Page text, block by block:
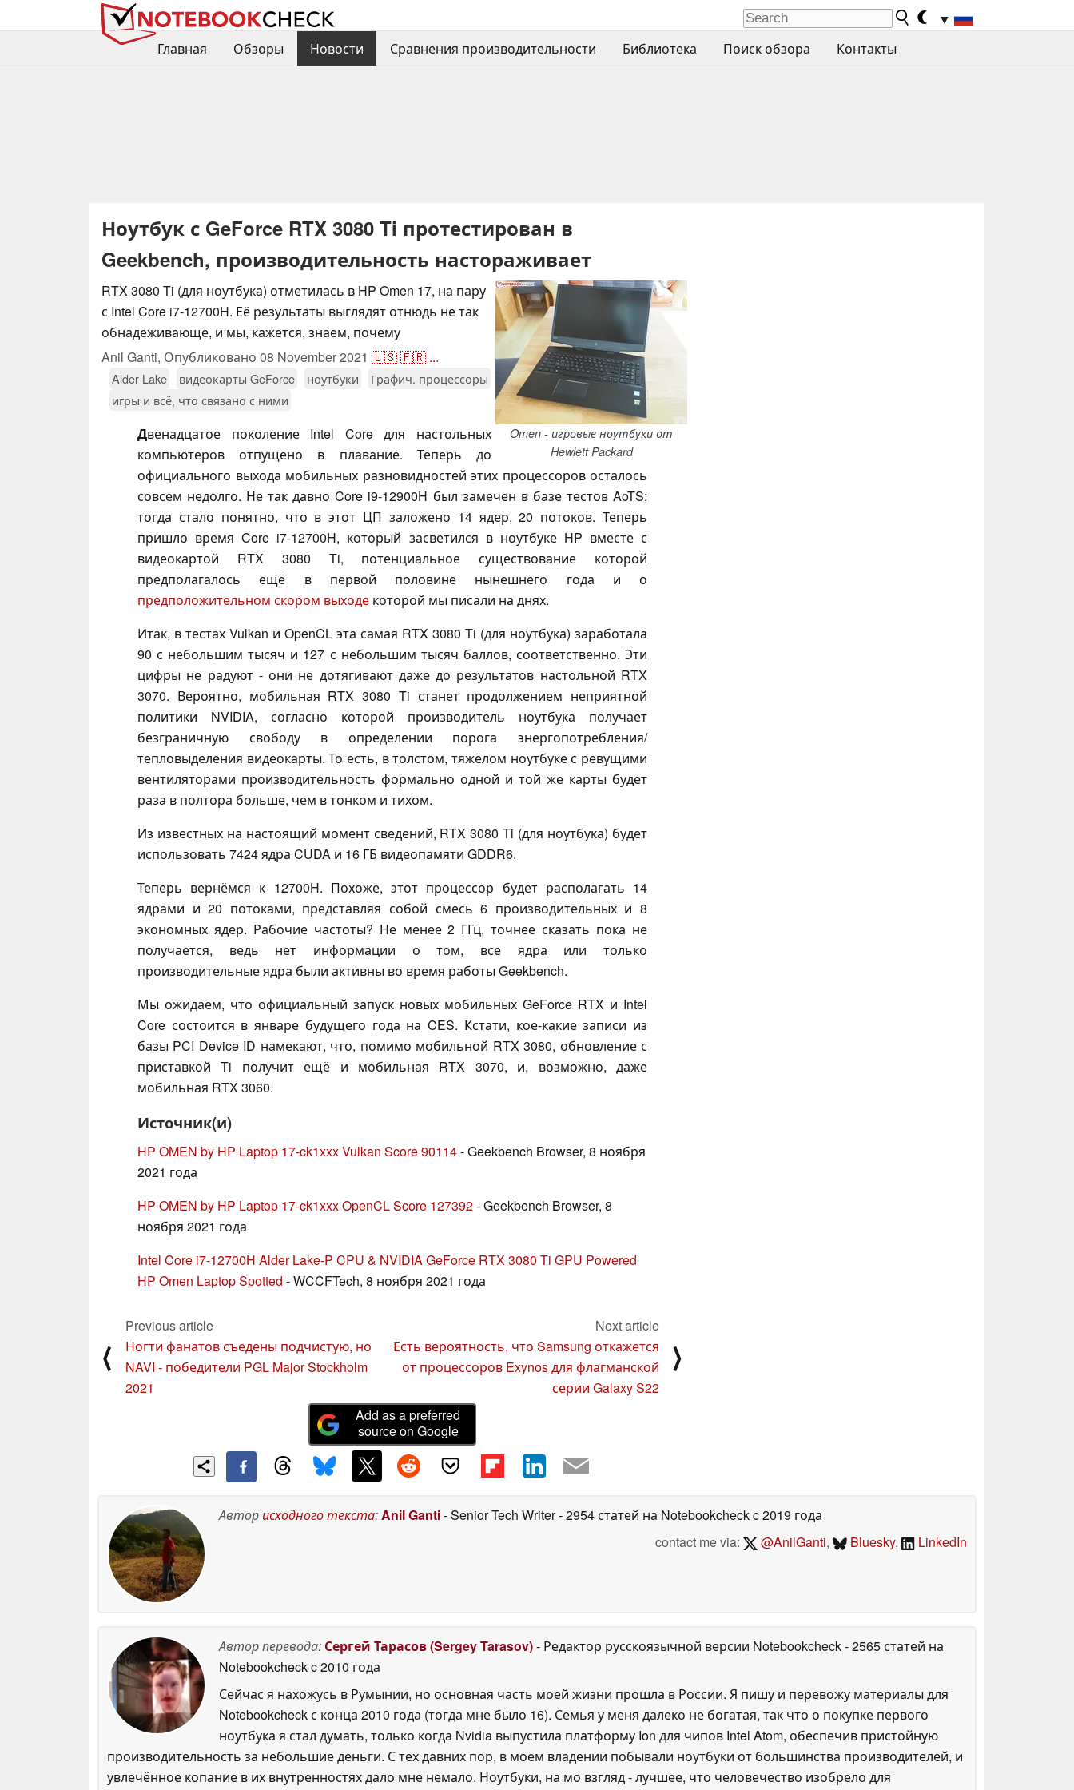
▼
Главная
Обзоры Новости Сравнения производительности Библиотека Поиск обзора Контакты
Ноутбук с GeForce RTX 3080 Ti протестирован в
Geekbench, производительность настораживает
Omen - игровые ноутбуки от
Hewlett Packard
RTX 3080 Ti (для ноутбука) отметилась в HP Omen 17, на пару
с Intel Core i7-12700H. Её результаты выглядят отнюдь не так
обнадёживающе, и мы, кажется, знаем, почему
Anil Ganti, Опубликовано 08 November 2021 🇺🇸🇫🇷 ...
Alder Lake видеокарты GeForce ноутбуки
Графич. процессоры
игры и всё, что связано с ними
Двенадцатое поколение Intel Core для настольных
компьютеров отпущено в плавание. Теперь до
официального выхода мобильных разновидностей этих процессоров осталось
совсем недолго. Не так давно Core i9-12900H был замечен в базе тестов AoTS;
тогда стало понятно, что в этот ЦП заложено 14 ядер, 20 потоков. Теперь
пришло время Core i7-12700H, который засветился в ноутбуке HP вместе с
видеокартой RTX 3080 Ti, потенциальное существование которой
предполагалось ещё в первой половине нынешнего года и о
предположительном скором выходе которой мы писали на днях.
Итак, в тестах Vulkan и OpenCL эта самая RTX 3080 Ti (для ноутбука) заработала
90 с небольшим тысяч и 127 с небольшим тысяч баллов, соответственно. Эти
цифры не радуют - они не дотягивают даже до результатов настольной RTX
3070. Вероятно, мобильная RTX 3080 Ti станет продолжением неприятной
политики NVIDIA, согласно которой производитель ноутбука получает
безграничную свободу в определении порога энергопотребления/
тепловыделения видеокарты. То есть, в толстом, тяжёлом ноутбуке с ревущими
вентиляторами производительность формально одной и той же карты будет
раза в полтора больше, чем в тонком и тихом.
Из известных на настоящий момент сведений, RTX 3080 Ti (для ноутбука) будет
использовать 7424 ядра CUDA и 16 ГБ видеопамяти GDDR6.
Теперь вернёмся к 12700H. Похоже, этот процессор будет располагать 14
ядрами и 20 потоками, представляя собой смесь 6 производительных и 8
экономных ядер. Рабочие частоты? Не менее 2 ГГц, точнее сказать пока не
получается, ведь нет информации о том, все ядра или только
производительные ядра были активны во время работы Geekbench.
Мы ожидаем, что официальный запуск новых мобильных GeForce RTX и Intel
Core состоится в январе будущего года на CES. Кстати, кое-какие записи из
базы PCI Device ID намекают, что, помимо мобильной RTX 3080, обновление с
приставкой Ti получит ещё и мобильная RTX 3070, и, возможно, даже
мобильная RTX 3060.
Источник(и)
HP OMEN by HP Laptop 17-ck1xxx Vulkan Score 90114- Geekbench Browser, 8 ноября
2021 года
HP OMEN by HP Laptop 17-ck1xxx OpenCL Score 127392- Geekbench Browser, 8
ноября 2021 года
Intel Core i7-12700H Alder Lake-P CPU & NVIDIA GeForce RTX 3080 Ti GPU Powered
HP Omen Laptop Spotted - WCCFTech, 8 ноября 2021 года
⟨
Previous article
Ногти фанатов съедены подчистую, но
NAVI - победители PGL Major Stockholm
2021
Next article
Есть вероятность, что Samsung откажется
от процессоров Exynos для флагманской
серии Galaxy S22
⟩
Add as a preferred
source on Google
Авторисходного текста:Anil Ganti- Senior Tech Writer- 2954 статей на Notebookcheckc 2019 года
contact me via:
@AnilGanti, Bluesky, LinkedIn
Автор перевода: Сергей Тарасов (Sergey Tarasov)- Редактор русскоязычной версии Notebookcheck- 2565 статей на
Notebookcheckc 2010 года
Сейчас я нахожусь в Румынии, но основная часть моей жизни прошла в России. Я пишу и перевожу материалы для
Notebookcheck с конца 2010 года (тогда мне было 16). Семья у меня далеко не богатая, так что о покупке первого
ноутбука я стал думать, только когда Nvidia выпустила платформу Ion для чипов Intel Atom, обеспечив пристойную
производительность за небольшие деньги. С тех давних пор, в моём владении побывали ноутбуки от большинства производителей, и
увлечённое копание в их внутренностях дало мне немало. Ноутбуки, на мо взгляд - лучшее, что человечество изобрело для